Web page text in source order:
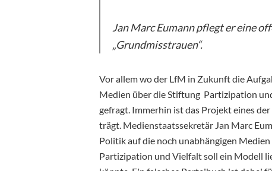
Jan Marc Eumann pflegt er eine
„Grundmisstrauen“.
Vor allem wo der LfM in Zukunft die
Medien über die Stiftung Partizipation
gefragt. Immerhin ist das Projekt eines
trägt. Medienstaatssekretär Jan Marc
Politik auf die noch unabhängigen
Partizipation und Vielfalt soll ein Modell